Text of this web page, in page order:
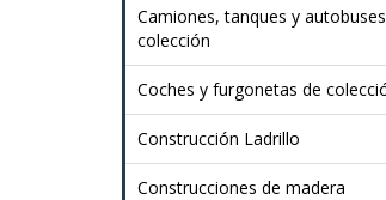
Camiones, tanques y
colección
Coches y furgonetas de
Construcción Ladrillo
Construcciones de madera